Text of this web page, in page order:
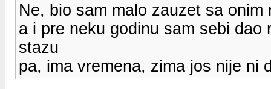
Ne, bio sam malo zauzet sa
a i pre neku godinu sam sebi
stazu
pa, ima vremena, zima jos nije ni